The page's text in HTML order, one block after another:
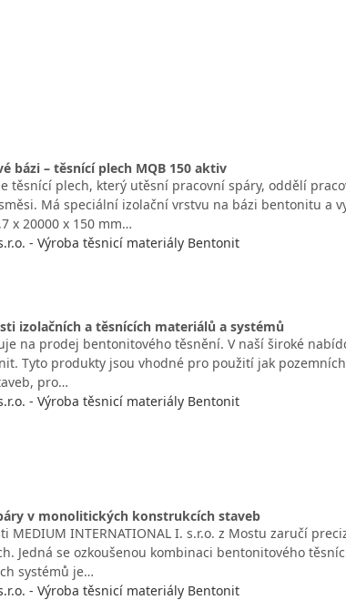
bázi – těsnící plech MQB 150 aktiv
těsnící plech, který utěsní pracovní spáry, oddělí
Má speciální izolační vrstvu na bázi bentonitu a
x 20000 x 150 mm…
- Výroba těsnicí materiály Bentonit
izolačních a těsnících materiálů a systémů
na prodej bentonitového těsnění. V naší široké
Tyto produkty jsou vhodné pro použití jak
pro…
- Výroba těsnicí materiály Bentonit
v monolitických konstrukcích staveb
MEDIUM INTERNATIONAL I. s.r.o. z Mostu zaručí
Jedná se ozkoušenou kombinaci bentonitového
systémů je…
- Výroba těsnicí materiály Bentonit